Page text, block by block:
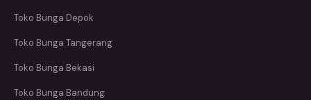
Toko Bunga Depok
Toko Bunga Tangerang
Toko Bunga Bekasi
Toko Bunga Bandung